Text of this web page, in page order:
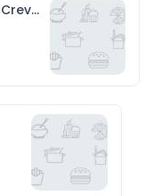
Bol Renverse avec Poulet, Oeuf & Crevettes